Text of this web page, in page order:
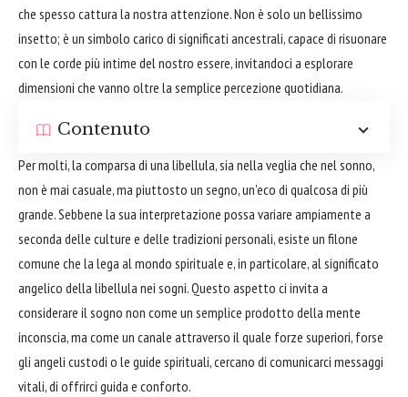
che spesso cattura la nostra attenzione. Non è solo un bellissimo
insetto; è un simbolo carico di significati ancestrali, capace di risuonare
con le corde più intime del nostro essere, invitandoci a esplorare
dimensioni che vanno oltre la semplice percezione quotidiana.
Contenuto
Per molti, la comparsa di una libellula, sia nella veglia che nel sonno,
non è mai casuale, ma piuttosto un segno, un'eco di qualcosa di più
grande. Sebbene la sua interpretazione possa variare ampiamente a
seconda delle culture e delle tradizioni personali, esiste un filone
comune che la lega al mondo spirituale e, in particolare, al significato
angelico della libellula nei sogni. Questo aspetto ci invita a
considerare il sogno non come un semplice prodotto della mente
inconscia, ma come un canale attraverso il quale forze superiori, forse
gli angeli custodi o le guide spirituali, cercano di comunicarci messaggi
vitali, di offrirci guida e conforto.